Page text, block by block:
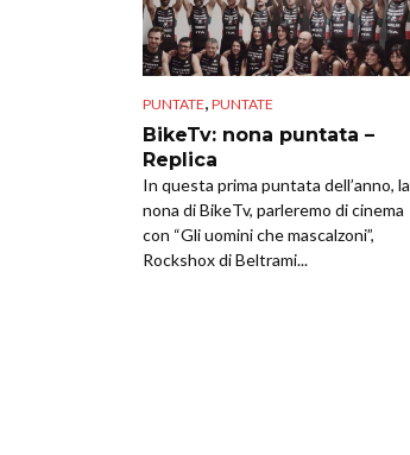
PUNTATE, PUNTATE
BikeTv: nona puntata –
Replica
In questa prima puntata dell’anno, la
nona di BikeTv, parleremo di cinema
con “Gli uomini che mascalzoni”,
Rockshox di Beltrami...